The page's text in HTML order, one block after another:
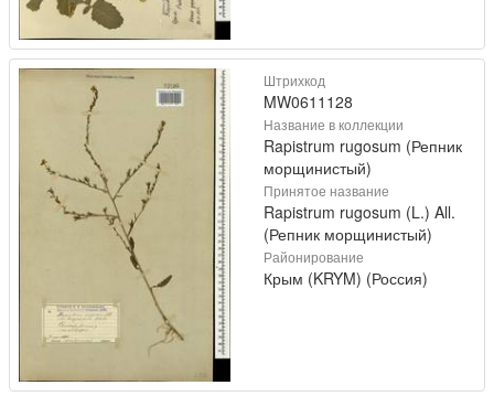
Штрихкод
MW0611128
Название в коллекции
Rapistrum rugosum (Репник
морщинистый)
Принятое название
Rapistrum rugosum (L.) All.
(Репник морщинистый)
Районирование
Крым (KRYM) (Россия)